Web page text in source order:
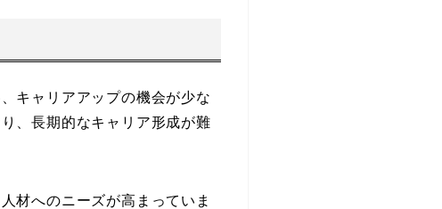
キャリアアップの機会が少な
、長期的なキャリア形成が難
材へのニーズが高まっていま